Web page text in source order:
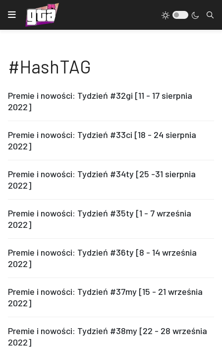
#HashTAG
Premie i nowości: Tydzień #32gi [11 - 17 sierpnia
2022]
Premie i nowości: Tydzień #33ci [18 - 24 sierpnia
2022]
Premie i nowości: Tydzień #34ty [25 -31 sierpnia
2022]
Premie i nowości: Tydzień #35ty [1 - 7 września
2022]
Premie i nowości: Tydzień #36ty [8 - 14 września
2022]
Premie i nowości: Tydzień #37my [15 - 21 września
2022]
Premie i nowości: Tydzień #38my [22 - 28 września
2022]